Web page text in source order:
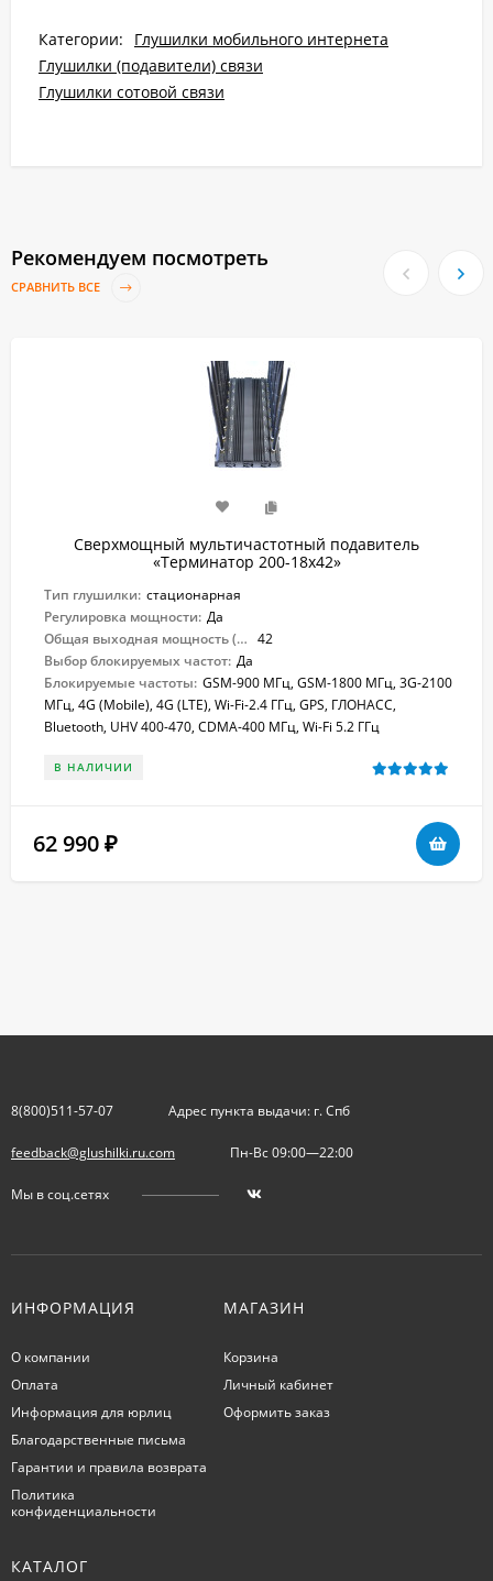
Категории:
Глушилки мобильного интернета
Глушилки (подавители) связи
Глушилки сотовой связи
Рекомендуем посмотреть
СРАВНИТЬ ВСЕ
Сверхмощный мультичастотный подавитель
«Терминатор 200-18х42»
Тип глушилки: стационарная
Регулировка мощности: Да
Общая выходная мощность (Вт): 42
Выбор блокируемых частот: Да
Блокируемые частоты: GSM-900 МГц, GSM-1800 МГц, 3G-2100
МГц, 4G (Mobile), 4G (LTE), Wi-Fi-2.4 ГГц, GPS, ГЛОНАСС,
Bluetooth, UHV 400-470, CDMA-400 МГц, Wi-Fi 5.2 ГГц
В НАЛИЧИИ
62 990 ₽
8(800)511-57-07 Адрес пункта выдачи: г. Спб
feedback@glushilki.ru.com Пн-Вс 09:00—22:00
Мы в соц.сетях
ИНФОРМАЦИЯ
О компании
Оплата
Информация для юрлиц
Благодарственные письма
Гарантии и правила возврата
Политика
конфиденциальности
МАГАЗИН
Корзина
Личный кабинет
Оформить заказ
КАТАЛОГ